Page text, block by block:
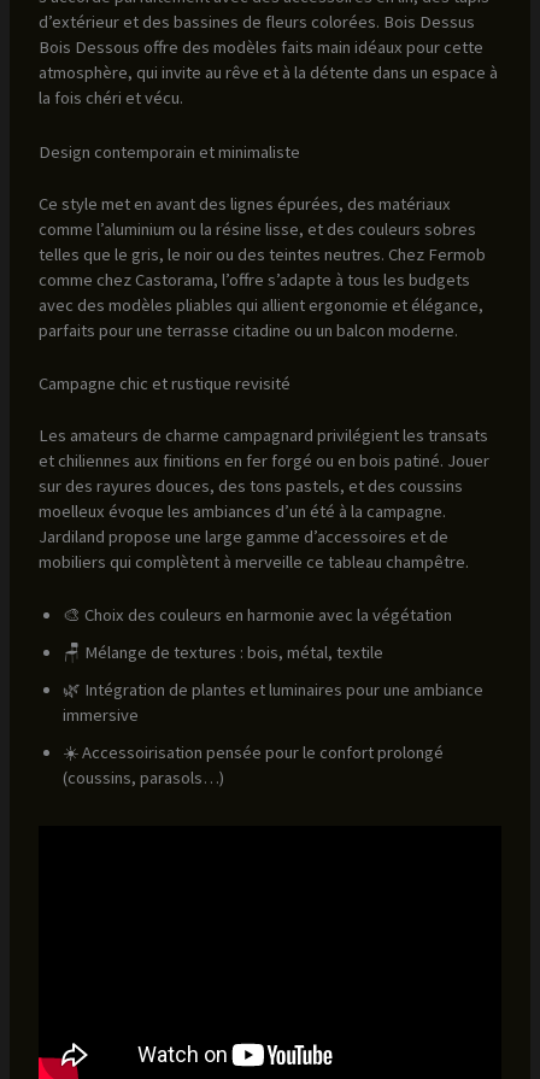
d’extérieur et des bassines de fleurs colorées. Bois Dessus
Bois Dessous offre des modèles faits main idéaux pour cette
atmosphère, qui invite au rêve et à la détente dans un espace à
la fois chéri et vécu.
Design contemporain et minimaliste
Ce style met en avant des lignes épurées, des matériaux
comme l’aluminium ou la résine lisse, et des couleurs sobres
telles que le gris, le noir ou des teintes neutres. Chez Fermob
comme chez Castorama, l’offre s’adapte à tous les budgets
avec des modèles pliables qui allient ergonomie et élégance,
parfaits pour une terrasse citadine ou un balcon moderne.
Campagne chic et rustique revisité
Les amateurs de charme campagnard privilégient les transats
et chiliennes aux finitions en fer forgé ou en bois patiné. Jouer
sur des rayures douces, des tons pastels, et des coussins
moelleux évoque les ambiances d’un été à la campagne.
Jardiland propose une large gamme d’accessoires et de
mobiliers qui complètent à merveille ce tableau champêtre.
🎨 Choix des couleurs en harmonie avec la végétation
🪑 Mélange de textures : bois, métal, textile
🌿 Intégration de plantes et luminaires pour une ambiance
immersive
☀️ Accessoirisation pensée pour le confort prolongé
(coussins, parasols…)